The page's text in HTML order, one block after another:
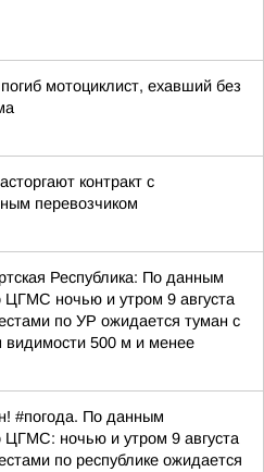
мотоциклист, ехавший без
контракт с
перевозчиком
Республика: По данным
ЦГМС ночью и утром 9 августа
по УР ожидается туман с
видимости 500 м и менее
#погода. По данным
ЦГМС: ночью и утром 9 августа
по республике ожидается